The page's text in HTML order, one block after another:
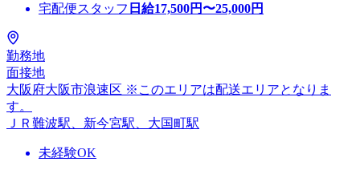
宅配便スタッフ 日給17,500円〜25,000円
勤務地
面接地
大阪府大阪市浪速区 ※このエリアは配送エリアとなりま
す。
ＪＲ難波駅、新今宮駅、大国町駅
未経験OK